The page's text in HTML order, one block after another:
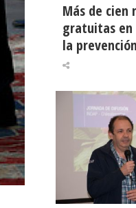
Más de cien
gratuitas en
la